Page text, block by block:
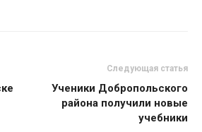
Следующая статья
Ученики Добропольского
района получили новые
учебники